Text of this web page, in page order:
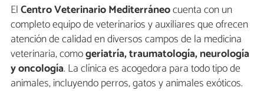
ElCentro Veterinario Mediterráneocuenta con un
completo equipo de veterinarios y auxiliares que ofrecen
atención de calidad en diversos campos de la medicina
veterinaria, comogeriatría, traumatología, neurología
y oncología. La clínica es acogedora para todo tipo de
animales, incluyendo perros, gatos y animales exóticos.